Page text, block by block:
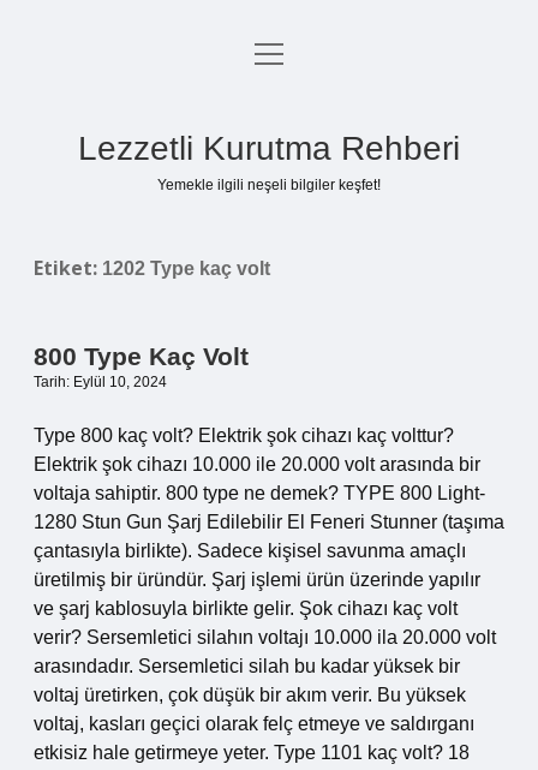
Anasayfa
menüyü
Lezzetli Kurutma Rehberi
Yemekle ilgili neşeli bilgiler keşfet!
Etiket: 1202 Type kaç volt
800 Type Kaç Volt
Tarih: Eylül 10, 2024
Type 800 kaç volt? Elektrik şok cihazı kaç volttur?
Elektrik şok cihazı 10.000 ile 20.000 volt arasında bir
voltaja sahiptir. 800 type ne demek? TYPE 800 Light-
1280 Stun Gun Şarj Edilebilir El Feneri Stunner (taşıma
çantasıyla birlikte). Sadece kişisel savunma amaçlı
üretilmiş bir üründür. Şarj işlemi ürün üzerinde yapılır
ve şarj kablosuyla birlikte gelir. Şok cihazı kaç volt
verir? Sersemletici silahın voltajı 10.000 ila 20.000 volt
arasındadır. Sersemletici silah bu kadar yüksek bir
voltaj üretirken, çok düşük bir akım verir. Bu yüksek
voltaj, kasları geçici olarak felç etmeye ve saldırganı
etkisiz hale getirmeye yeter. Type 1101 kaç volt? 18